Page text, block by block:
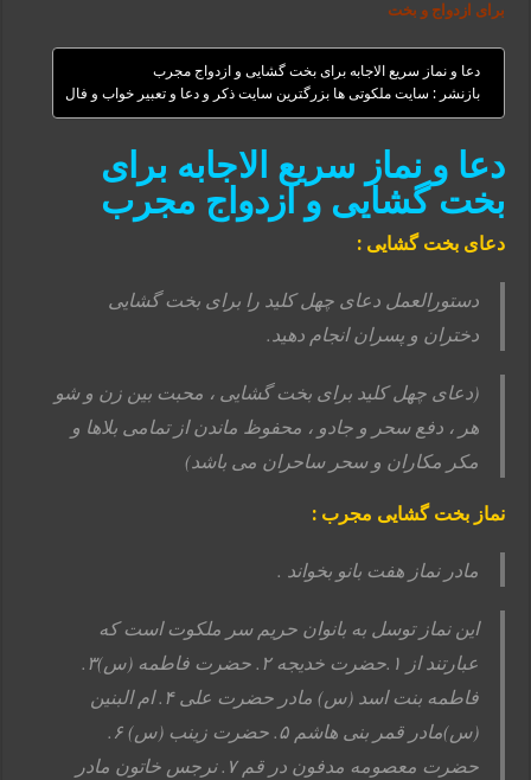
برای ازدواج و بخت
دعا و نماز سریع الاجابه برای بخت گشایی و ازدواج مجرب
بازنشر : سایت ملکوتی ها بزرگترین سایت ذکر و دعا و تعبیر خواب و فال
دعا و نماز سریع الاجابه برای
بخت گشایی و ازدواج مجرب
دعای بخت گشایی :
دستورالعمل دعای چهل کلید را برای بخت گشایی
دختران و پسران انجام دهید.
(دعای چهل کلید برای بخت گشایی ، محبت بین زن و شو
هر ، دفع سحر و جادو ، محفوظ ماندن از تمامی بلاها و
مکر مکاران و سحر ساحران می باشد)
نماز بخت گشایی مجرب :
مادر نماز هفت بانو بخواند .
این نماز توسل به بانوان حریم سر ملکوت است که
عبارتند از ۱.حضرت خدیجه ۲.
حضرت فاطمه (س)۳.
فاطمه بنت اسد (س) مادر حضرت علی ۴.
ام البنین
(س)مادر قمر بنی هاشم ۵.
حضرت زینب (س) ۶.
حضرت معصومه مدفون در قم ۷.
نرجس خاتون مادر